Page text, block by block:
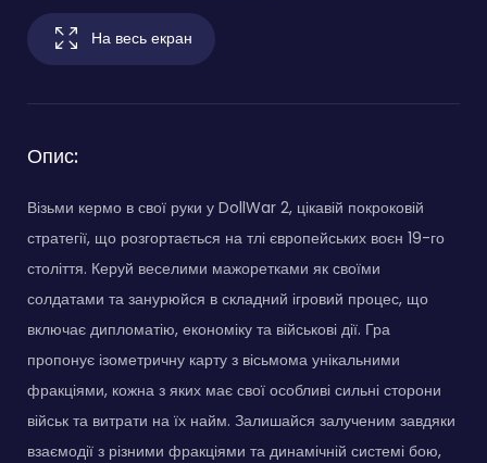
На весь екран
Опис:
Візьми кермо в свої руки у DollWar 2, цікавій покроковій
стратегії, що розгортається на тлі європейських воєн 19-го
століття. Керуй веселими мажоретками як своїми
солдатами та занурюйся в складний ігровий процес, що
включає дипломатію, економіку та військові дії. Гра
пропонує ізометричну карту з вісьмома унікальними
фракціями, кожна з яких має свої особливі сильні сторони
військ та витрати на їх найм. Залишайся залученим завдяки
взаємодії з різними фракціями та динамічній системі бою,